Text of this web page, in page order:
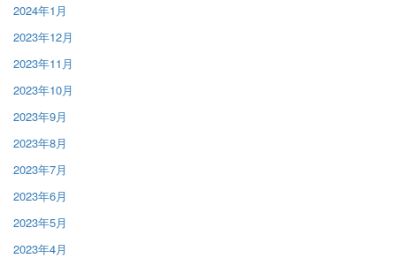
2024年1月
2023年12月
2023年11月
2023年10月
2023年9月
2023年8月
2023年7月
2023年6月
2023年5月
2023年4月